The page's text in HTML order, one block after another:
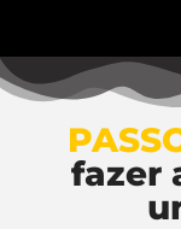
fazer